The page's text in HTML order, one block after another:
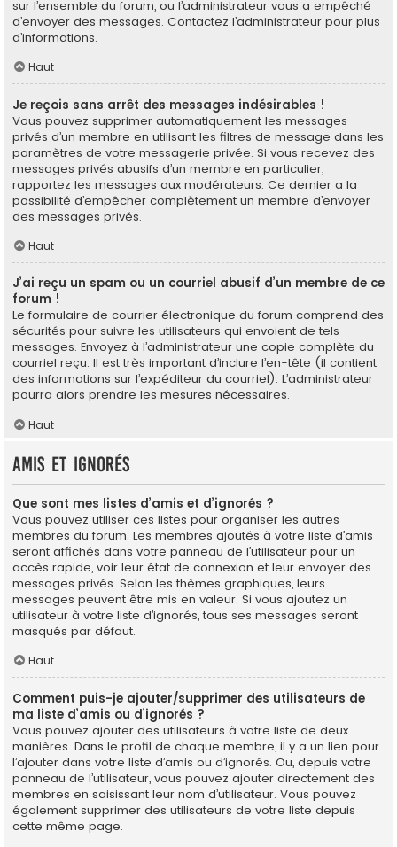
sur l’ensemble du forum, ou l’administrateur vous a empêché
d’envoyer des messages. Contactez l’administrateur pour plus
d’informations.
Haut
Je reçois sans arrêt des messages indésirables !
Vous pouvez supprimer automatiquement les messages
privés d’un membre en utilisant les filtres de message dans les
paramètres de votre messagerie privée. Si vous recevez des
messages privés abusifs d’un membre en particulier,
rapportez les messages aux modérateurs. Ce dernier a la
possibilité d’empêcher complètement un membre d’envoyer
des messages privés.
Haut
J’ai reçu un spam ou un courriel abusif d’un membre de ce
forum !
Le formulaire de courrier électronique du forum comprend des
sécurités pour suivre les utilisateurs qui envoient de tels
messages. Envoyez à l’administrateur une copie complète du
courriel reçu. Il est très important d’inclure l’en-tête (il contient
des informations sur l’expéditeur du courriel). L’administrateur
pourra alors prendre les mesures nécessaires.
Haut
Amis et ignorés
Que sont mes listes d’amis et d’ignorés ?
Vous pouvez utiliser ces listes pour organiser les autres
membres du forum. Les membres ajoutés à votre liste d’amis
seront affichés dans votre panneau de l’utilisateur pour un
accès rapide, voir leur état de connexion et leur envoyer des
messages privés. Selon les thèmes graphiques, leurs
messages peuvent être mis en valeur. Si vous ajoutez un
utilisateur à votre liste d’ignorés, tous ses messages seront
masqués par défaut.
Haut
Comment puis-je ajouter/supprimer des utilisateurs de
ma liste d’amis ou d’ignorés ?
Vous pouvez ajouter des utilisateurs à votre liste de deux
manières. Dans le profil de chaque membre, il y a un lien pour
l’ajouter dans votre liste d’amis ou d’ignorés. Ou, depuis votre
panneau de l’utilisateur, vous pouvez ajouter directement des
membres en saisissant leur nom d’utilisateur. Vous pouvez
également supprimer des utilisateurs de votre liste depuis
cette même page.